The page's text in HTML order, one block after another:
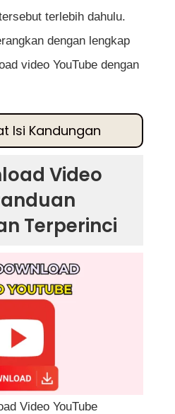
terlebih dahulu.
dengan lengkap
video YouTube dengan
Isi Kandungan
Video YouTube?
SaveFrom.net
Y2Mate.com
YouTube Menggunakan
Video
Terperinci
Video YouTube